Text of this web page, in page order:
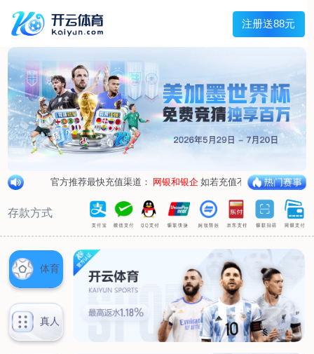
Menu
网站首页
关于我们
产品中心
荣誉资质
厂区设备
人才招聘
新闻中心
销售网点